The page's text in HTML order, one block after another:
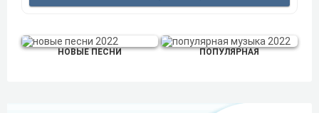
НОВЫЕ ПЕСНИ ПОПУЛЯРНАЯ